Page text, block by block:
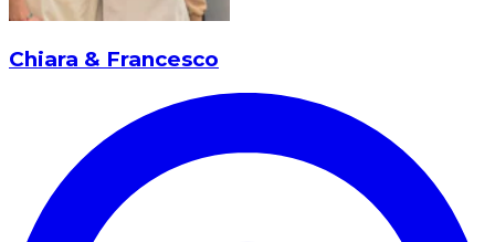
Chiara & Francesco